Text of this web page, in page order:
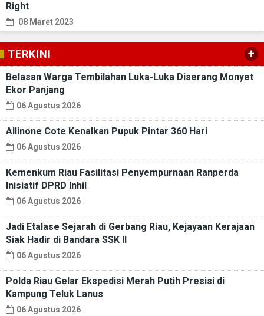
Right
08 Maret 2023
TERKINI +
Belasan Warga Tembilahan Luka-Luka Diserang Monyet
Ekor Panjang
06 Agustus 2026
Allinone Cote Kenalkan Pupuk Pintar 360 Hari
06 Agustus 2026
Kemenkum Riau Fasilitasi Penyempurnaan Ranperda
Inisiatif DPRD Inhil
06 Agustus 2026
Jadi Etalase Sejarah di Gerbang Riau, Kejayaan Kerajaan
Siak Hadir di Bandara SSK II
06 Agustus 2026
Polda Riau Gelar Ekspedisi Merah Putih Presisi di
Kampung Teluk Lanus
06 Agustus 2026